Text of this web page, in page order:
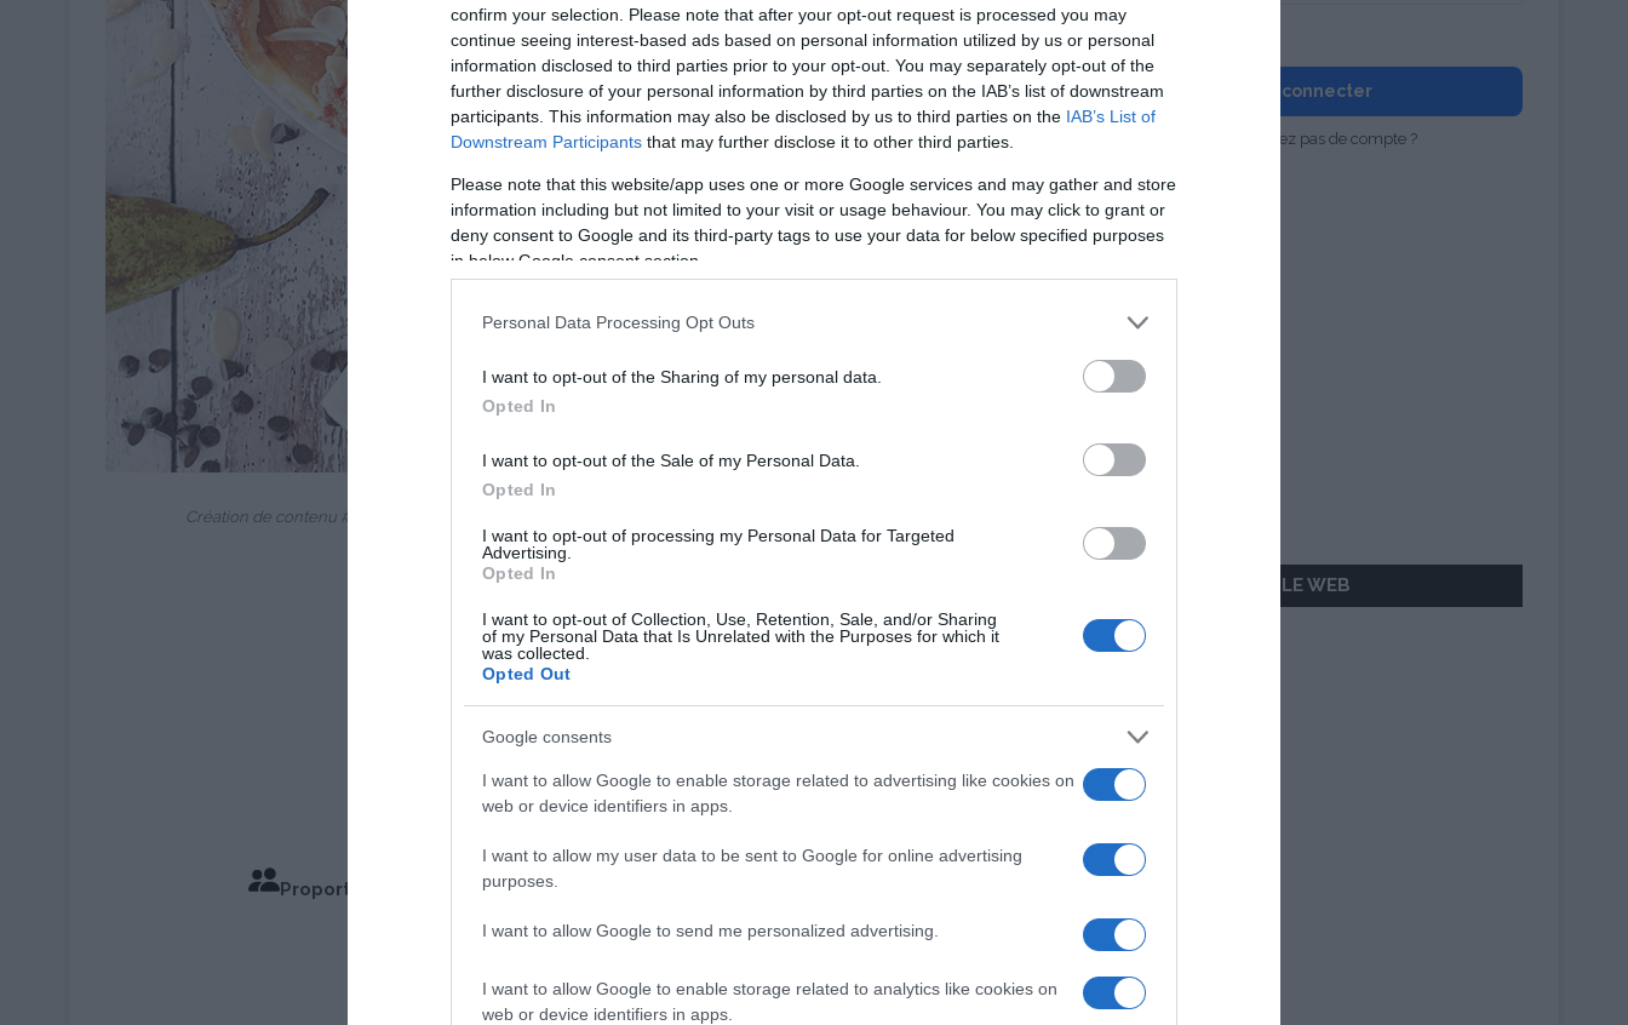
confirm your selection. Please note that after your opt-out request is processed you may
continue seeing interest-based ads based on personal information utilized by us or personal
information disclosed to third parties prior to your opt-out. You may separately opt-out of the
further disclosure of your personal information by third parties on the IAB’s list of downstream
participants. This information may also be disclosed by us to third parties on the IAB’s List of
Downstream Participants that may further disclose it to other third parties.
Please note that this website/app uses one or more Google services and may gather and store
information including but not limited to your visit or usage behaviour. You may click to grant or
deny consent to Google and its third-party tags to use your data for below specified purposes
in below Google consent section.
Personal Data Processing Opt Outs
I want to opt-out of the Sharing of my personal data.
Opted In
I want to opt-out of the Sale of my Personal Data.
Opted In
I want to opt-out of processing my Personal Data for Targeted
Advertising.
Opted In
I want to opt-out of Collection, Use, Retention, Sale, and/or Sharing
of my Personal Data that Is Unrelated with the Purposes for which it
was collected.
Opted Out
Google consents
I want to allow Google to enable storage related to advertising like cookies on
web or device identifiers in apps.
I want to allow my user data to be sent to Google for online advertising
purposes.
I want to allow Google to send me personalized advertising.
I want to allow Google to enable storage related to analytics like cookies on
web or device identifiers in apps.
© Le Petit Basque | Recette & Crédit Photo : © Cuisine lovers
Création de contenu #sponsorisé en partenariat avec la marque @yaourt_lepetitbasque et @cuisine_lovers
Proportions pour 6 Personnes
Temps de Cuisson 45 Minutes
Se souvenir de moi
Se connecter
Vous n'avez pas de compte ?
AILLEURS SUR LE WEB